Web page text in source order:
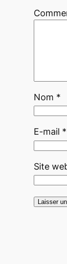
Nom *
E-mail *
Site